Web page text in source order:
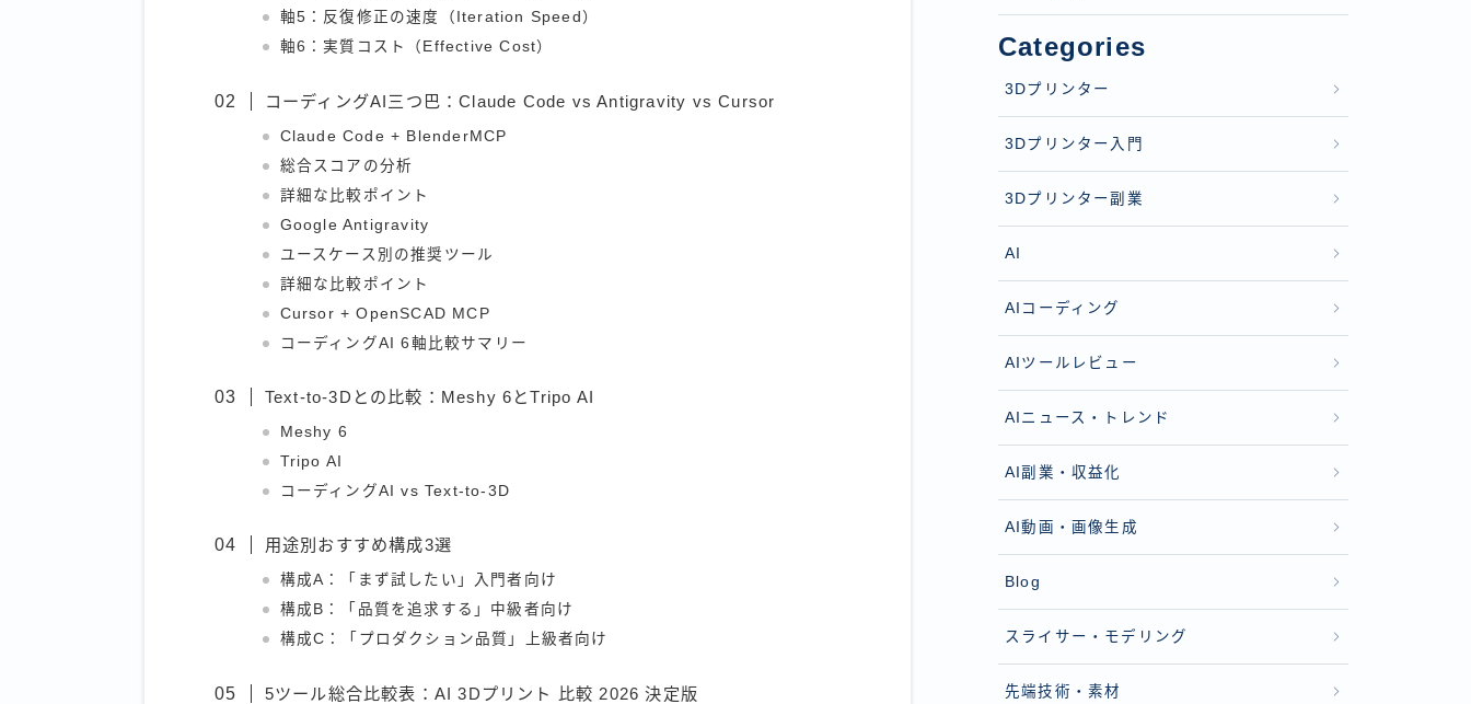
軸5：反復修正の速度（Iteration Speed）
軸6：実質コスト（Effective Cost）
コーディングAI三つ巴：Claude Code vs Antigravity vs Cursor
Claude Code + BlenderMCP
総合スコアの分析
詳細な比較ポイント
Google Antigravity
ユースケース別の推奨ツール
詳細な比較ポイント
Cursor + OpenSCAD MCP
コーディングAI 6軸比較サマリー
Text-to-3Dとの比較：Meshy 6とTripo AI
Meshy 6
Tripo AI
コーディングAI vs Text-to-3D
用途別おすすめ構成3選
構成A：「まず試したい」入門者向け
構成B：「品質を追求する」中級者向け
構成C：「プロダクション品質」上級者向け
5ツール総合比較表：AI 3Dプリント 比較 2026 決定版
Categories
3Dプリンター
3Dプリンター入門
3Dプリンター副業
AI
AIコーディング
AIツールレビュー
AIニュース・トレンド
AI副業・収益化
AI動画・画像生成
Blog
スライサー・モデリング
先端技術・素材